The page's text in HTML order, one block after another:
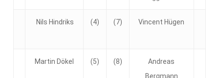
Nils Hindriks (4) (7) Vincent Hügen
Martin Dökel (5) (8)
Andreas
Bergmann